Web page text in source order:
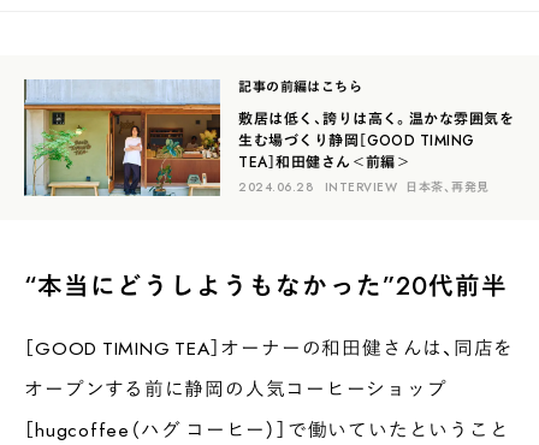
岐阜 愛知 三重 鹿児島 長崎 京都 山梨 石川
香川 岡山 広島
記事の前編はこちら
敷居は低く、誇りは高く。温かな雰囲気を
生む場づくり静岡［GOOD TIMING
TEA］和田健さん＜前編＞
2024.06.28 INTERVIEW 日本茶、再発見
“本当にどうしようもなかった”20代前半
［GOOD TIMING TEA］オーナーの和田健さんは、同店を
オープンする前に静岡の人気コーヒーショップ
［hugcoffee（ハグ コーヒー）］で働いていたということ